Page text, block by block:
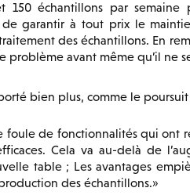
150 échantillons par semaine
de garantir à tout prix le
des échantillons. En
problème avant même qu’il ne
bien plus, comme le
foule de fonctionnalités qui ont
Cela va au-delà de
table ; Les avantages
des échantillons.